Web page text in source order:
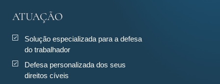
ATUAÇÃO
Solução especializada para a defesa
do trabalhador
Defesa personalizada dos seus
direitos cíveis